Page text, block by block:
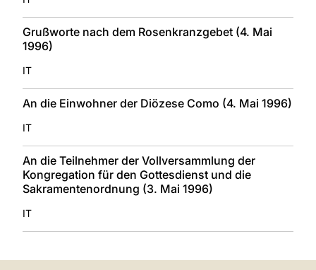
Grußworte nach dem Rosenkranzgebet (4. Mai
1996)
IT
An die Einwohner der Diözese Como (4. Mai 1996)
IT
An die Teilnehmer der Vollversammlung der
Kongregation für den Gottesdienst und die
Sakramentenordnung (3. Mai 1996)
IT